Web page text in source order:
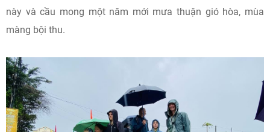
này và cầu mong một năm mới mưa thuận gió hòa, mùa
màng bội thu.